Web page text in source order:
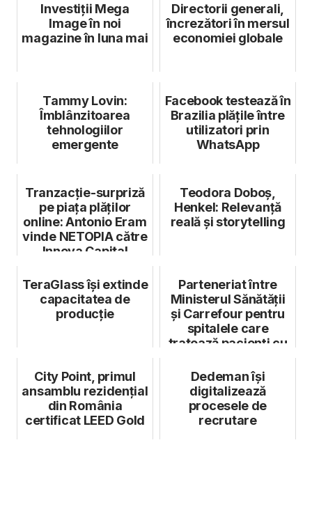
Investiții Mega
Image în noi
magazine în luna mai
Directorii generali,
încrezători în mersul
economiei globale
Tammy Lovin:
Îmblânzitoarea
tehnologiilor
emergente
Facebook testează în
Brazilia plățile între
utilizatori prin
WhatsApp
Tranzacție-surpriză
pe piața plăților
online: Antonio Eram
vinde NETOPIA către
Innova Capital
Teodora Doboș,
Henkel: Relevanță
reală și storytelling
TeraGlass își extinde
capacitatea de
producție
Parteneriat între
Ministerul Sănătății
și Carrefour pentru
spitalele care
tratează pacienți cu
City Point, primul
ansamblu rezidențial
din România
certificat LEED Gold
Dedeman își
digitalizează
procesele de
recrutare